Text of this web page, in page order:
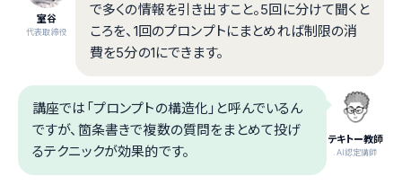
室谷
代表取締役
で多くの情報を引き出すこと。5回に分けて聞くと
ころを、1回のプロンプトにまとめれば制限の消
費を5分の1にできます。
テキトー教師
.AI認定講師
講座では「プロンプトの構造化」と呼んでいるん
ですが、箇条書きで複数の質問をまとめて投げ
るテクニックが効果的です。